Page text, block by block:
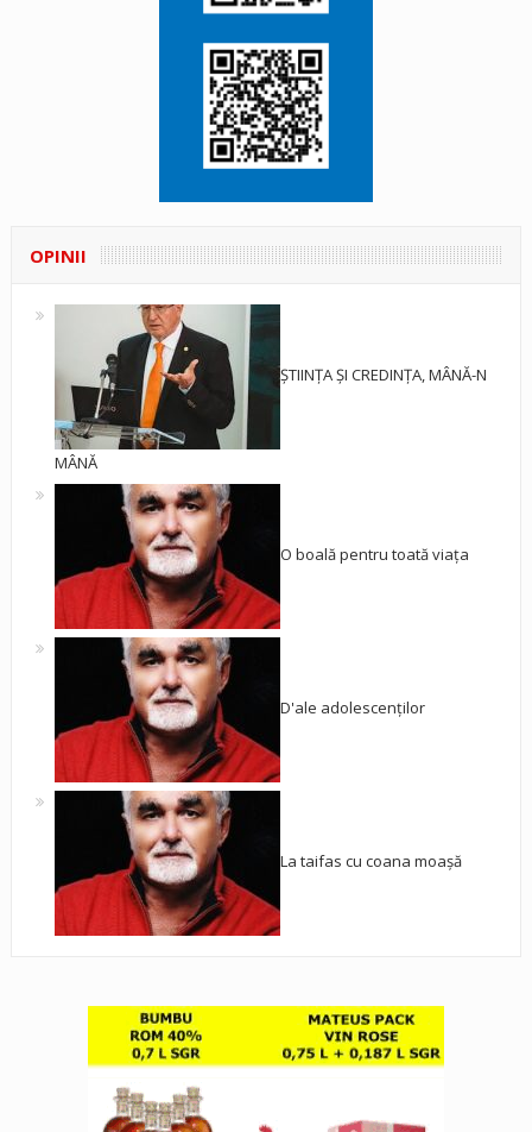
OPINII
ȘTIINȚA ȘI CREDINȚA, MÂNĂ-N
MÂNĂ
O boală pentru toată viața
D'ale adolescenților
La taifas cu coana moașă